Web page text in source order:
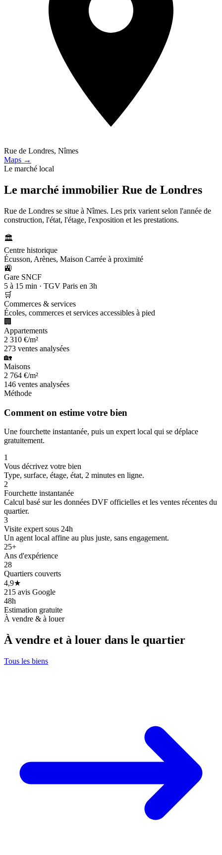
Rue de Londres, Nîmes
Maps →
Le marché local
Le marché immobilier Rue de Londres
Rue de Londres se situe à Nîmes. Les prix varient selon l'année de
construction, l'état, l'étage, l'exposition et les prestations.
🏛️
Centre historique
Écusson, Arènes, Maison Carrée à proximité
🚉
Gare SNCF
5 à 15 min · TGV Paris en 3h
🛒
Commerces & services
Écoles, commerces et services accessibles à pied
🏢
Appartements
2 310 €/m²
273 ventes analysées
🏡
Maisons
2 764 €/m²
146 ventes analysées
Méthode
Comment on estime votre bien
Une fourchette instantanée, puis un expert local qui se déplace
gratuitement.
1
Vous décrivez votre bien
Type, surface, étage, état, 2 minutes en ligne.
2
Fourchette instantanée
Calcul basé sur les données DVF officielles et les ventes récentes du
quartier.
3
Visite expert sous 24h
Un agent local affine au plus juste, sans engagement.
25+
Ans d'expérience
28
Quartiers couverts
4,9★
215 avis Google
48h
Estimation gratuite
À vendre & à louer
À vendre et à louer dans le quartier
Tous les biens